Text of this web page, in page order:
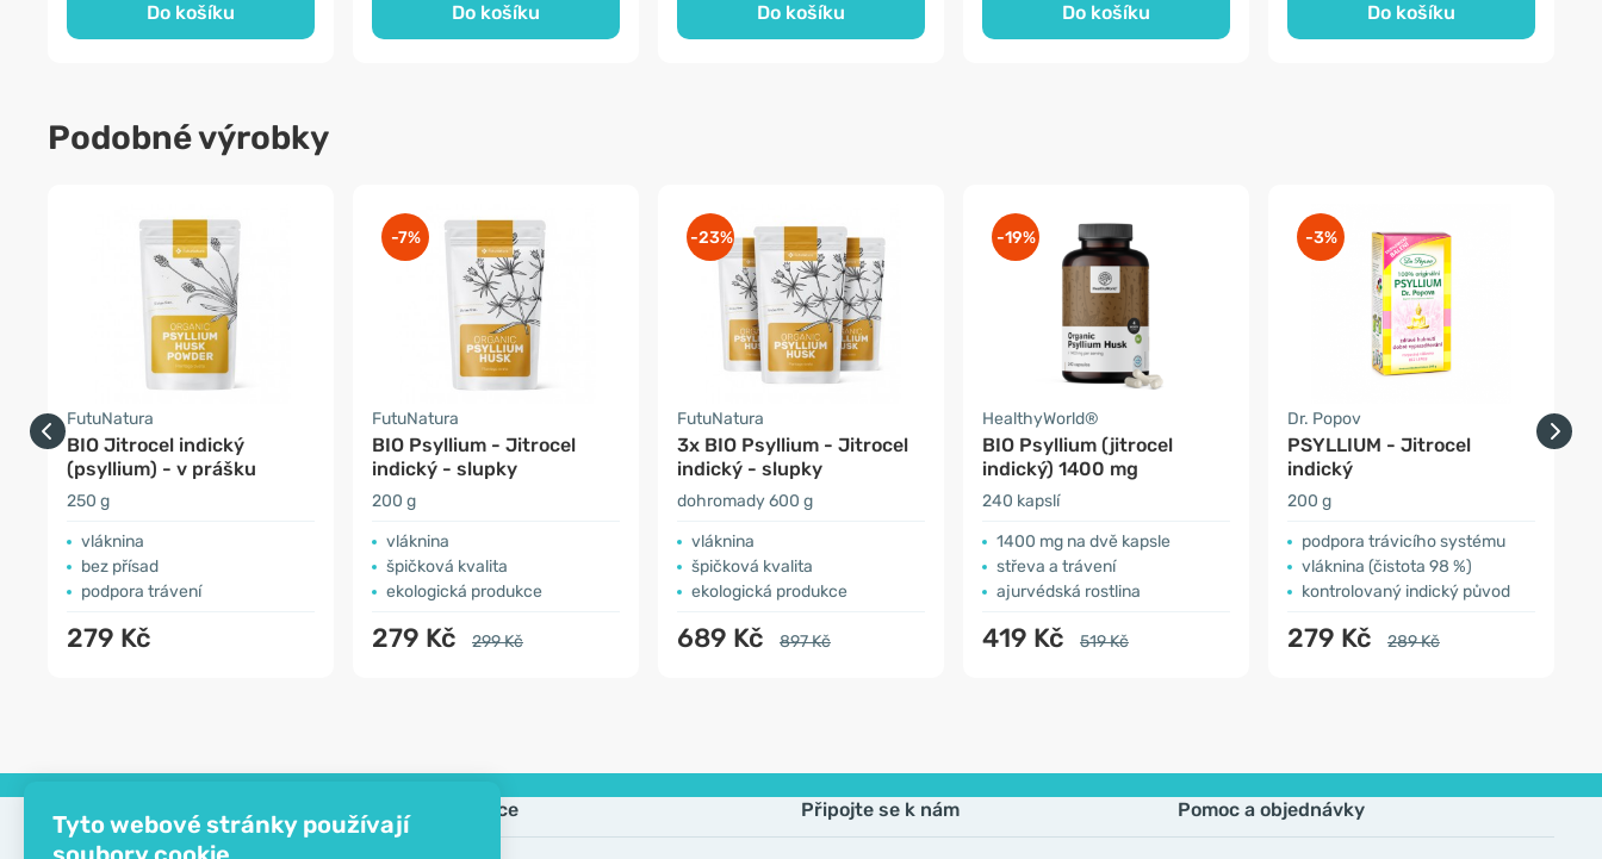
Tyto webové stránky používají
Do košíku Do košíku Do košíku Do košíku Do košíku
Podobné výrobky
FutuNatura
BIO Jitrocel indický
(psyllium) - v prášku
250 g
vláknina
bez přísad
podpora trávení
279 Kč
-7%
FutuNatura
BIO Psyllium - Jitrocel
indický - slupky
200 g
vláknina
špičková kvalita
ekologická produkce
279 Kč 299 Kč
-23%
FutuNatura
3x BIO Psyllium - Jitrocel
indický - slupky
dohromady 600 g
vláknina
špičková kvalita
ekologická produkce
689 Kč 897 Kč
-19%
HealthyWorld®
BIO Psyllium (jitrocel
indický) 1400 mg
240 kapslí
1400 mg na dvě kapsle
střeva a trávení
ajurvédská rostlina
419 Kč 519 Kč
-3%
Dr. Popov
PSYLLIUM - Jitrocel
indický
200 g
podpora trávicího systému
vláknina (čistota 98 %)
kontrolovaný indický původ
279 Kč 289 Kč
Společnost Informace Připojte se k nám Pomoc a objednávky